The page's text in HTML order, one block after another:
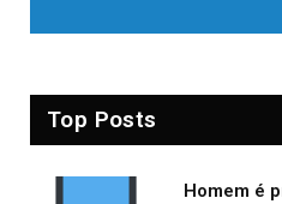
Top Posts
Homem é